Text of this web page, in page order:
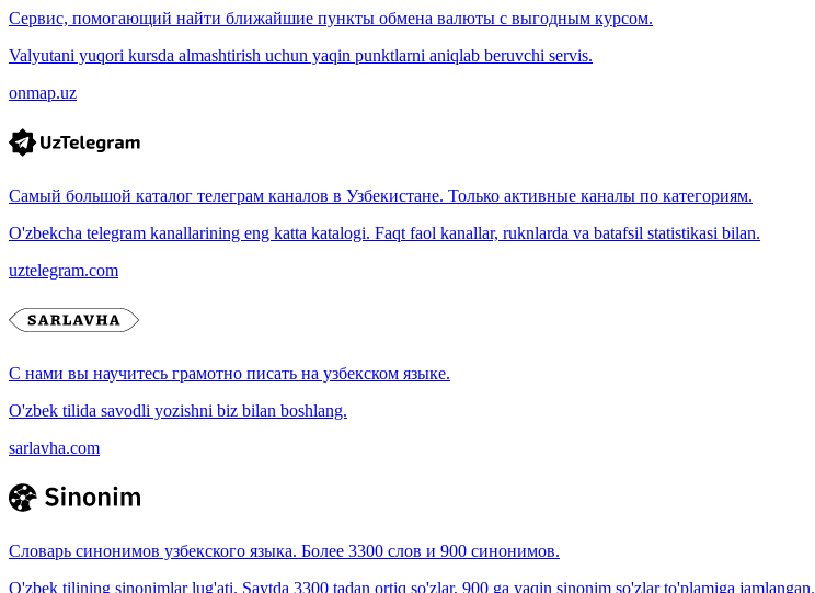
Сервис, помогающий найти ближайшие пункты обмена валюты с выгодным курсом.
Valyutani yuqori kursda almashtirish uchun yaqin punktlarni aniqlab beruvchi servis.
onmap.uz
Самый большой каталог телеграм каналов в Узбекистане. Только активные каналы по категориям.
O'zbekcha telegram kanallarining eng katta katalogi. Faqt faol kanallar, ruknlarda va batafsil statistikasi bilan.
uztelegram.com
С нами вы научитесь грамотно писать на узбекском языке.
O'zbek tilida savodli yozishni biz bilan boshlang.
sarlavha.com
Словарь синонимов узбекского языка. Более 3300 слов и 900 синонимов.
O'zbek tilining sinonimlar lug'ati. Saytda 3300 tadan ortiq so'zlar, 900 ga yaqin sinonim so'zlar to'plamiga jamlangan.